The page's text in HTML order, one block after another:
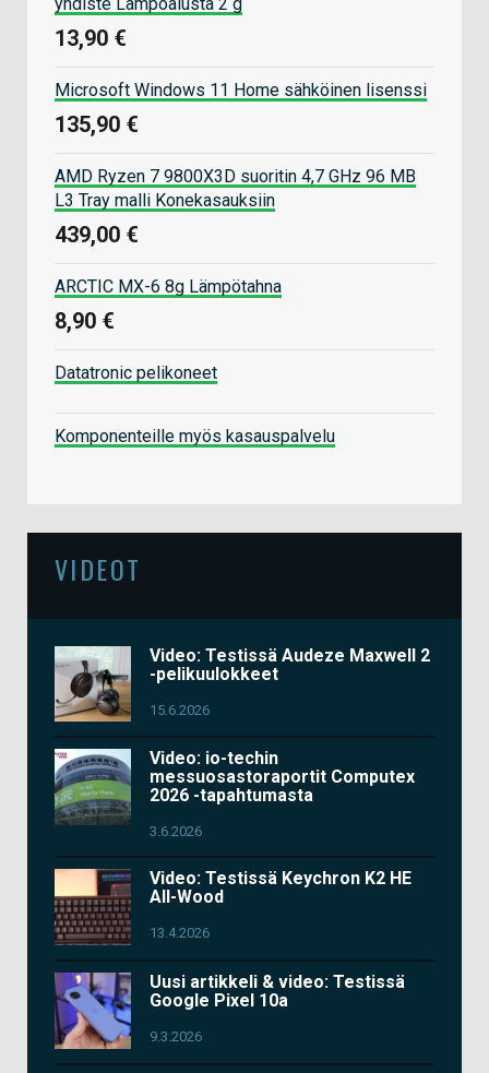
13,90 €
Microsoft Windows 11 Home sähköinen lisenssi
135,90 €
AMD Ryzen 7 9800X3D suoritin 4,7 GHz 96 MB
L3 Tray malli Konekasauksiin
439,00 €
ARCTIC MX-6 8g Lämpötahna
8,90 €
Datatronic pelikoneet
Komponenteille myös kasauspalvelu
VIDEOT
Video: Testissä Audeze Maxwell 2
-pelikuulokkeet
15.6.2026
Video: io-techin
messuosastoraportit Computex
2026 -tapahtumasta
3.6.2026
Video: Testissä Keychron K2 HE
All-Wood
13.4.2026
Uusi artikkeli & video: Testissä
Google Pixel 10a
9.3.2026